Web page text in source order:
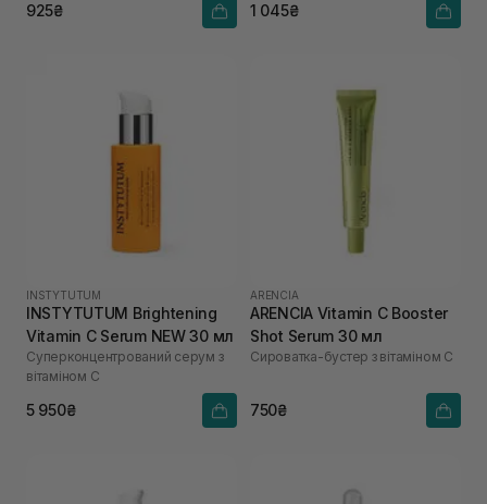
925₴ 1 045₴
INSTYTUTUM
INSTYTUTUM Brightening
Vitamin C Serum NEW 30 мл
Суперконцентрований серум з
вітаміном С
5 950₴
ARENCIA
ARENCIA Vitamin C Booster
Shot Serum 30 мл
Сироватка-бустер з вітаміном C
750₴